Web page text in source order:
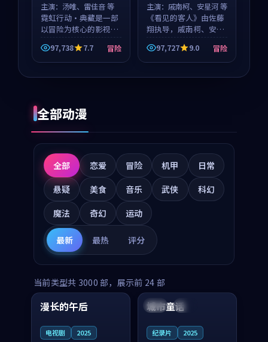
主演： 汤唯、雷佳音 等
霓虹行动·典藏是一部
以冒险为核心的影视作
品，围绕危机、反转与
人物成长展开，整体节
奏紧凑，值得推荐观
97,738 7.7 冒险
主演： 戚南柯、安星河 等
《看见的客人》由佐藤
翔执导，戚南柯、安星
河领衔主演，是一部
2018年上映的泰国冒险
动漫。影片以海岸抒情
97,727 9.0 冒险
全部动漫
全部 恋爱 冒险 机甲
日常
悬疑
美食 音乐 武侠
科幻
魔法
奇幻 运动
最新 最热 评分
当前类型共 3000 部，展示前 24 部
中国 高分
99:16
漫长的午后
电视剧 2025
美国 院线
城市童话
纪录片 2025